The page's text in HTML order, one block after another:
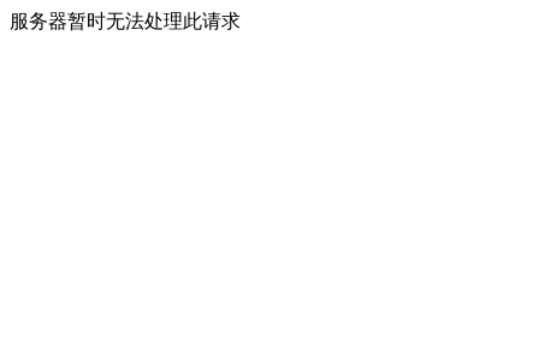
服务器暂时无法处理此请求